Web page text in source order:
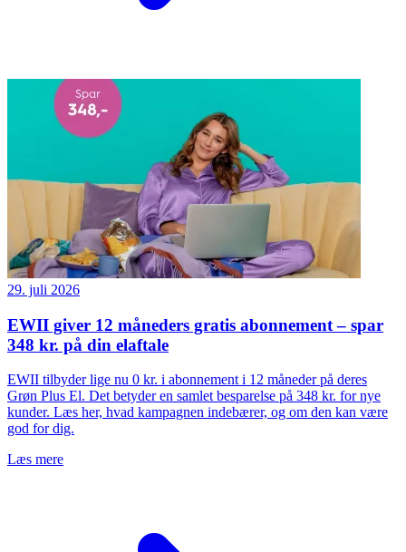
29. juli 2026
EWII giver 12 måneders gratis abonnement – spar
348 kr. på din elaftale
EWII tilbyder lige nu 0 kr. i abonnement i 12 måneder på deres
Grøn Plus El. Det betyder en samlet besparelse på 348 kr. for nye
kunder. Læs her, hvad kampagnen indebærer, og om den kan være
god for dig.
Læs mere